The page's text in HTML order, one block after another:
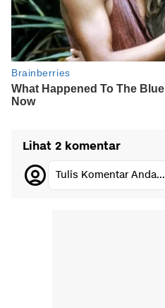
Lihat 2 komentar
Tulis Komentar Anda...